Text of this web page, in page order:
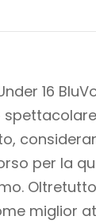
16
per la
miglior